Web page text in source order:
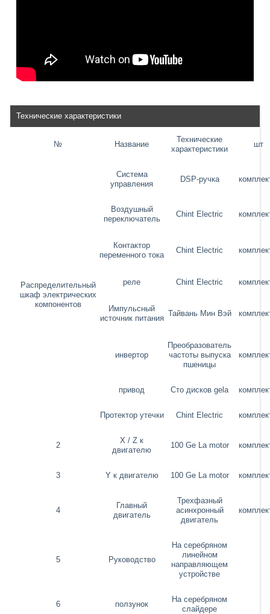
Технические характеристики
№ Название
Технические
характеристики
шт
Распределительный
шкаф электрических
компонентов
Система
управления
DSP-ручка
Воздушный
переключатель
Chint Electric
Контактор
переменного тока
Chint Electric
реле Chint Electric
Импульсный
источник питания
Тайвань Мин Вэй
инвертор
Преобразователь
частоты выпуска
пшеницы
привод Сто дисков gela
Протектор утечки Chint Electric
2
X / Z к
двигателю
100 Ge La motor
3 Y к двигателю 100 Ge La motor
4
Главный
двигатель
Трехфазный
асинхронный
двигатель
5 Руководство
На серебряном
линейном
направляющем
устройстве
6 ползунок
На серебряном
слайдере